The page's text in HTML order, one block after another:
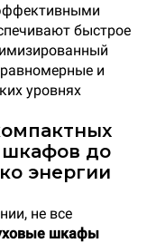
быстрое
и
уровнях
шкафов до
энергии
не все
шкафы